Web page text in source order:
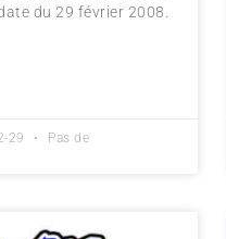
du 29 février 2008.
29
Pas de